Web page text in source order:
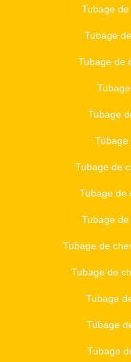
Tubage
Tubage
Tubage de
Tubage
Tubage
Tubage de
Tubage de
Tubage
Tubage de
Tubage de
Tubage
Tubage
Tubage